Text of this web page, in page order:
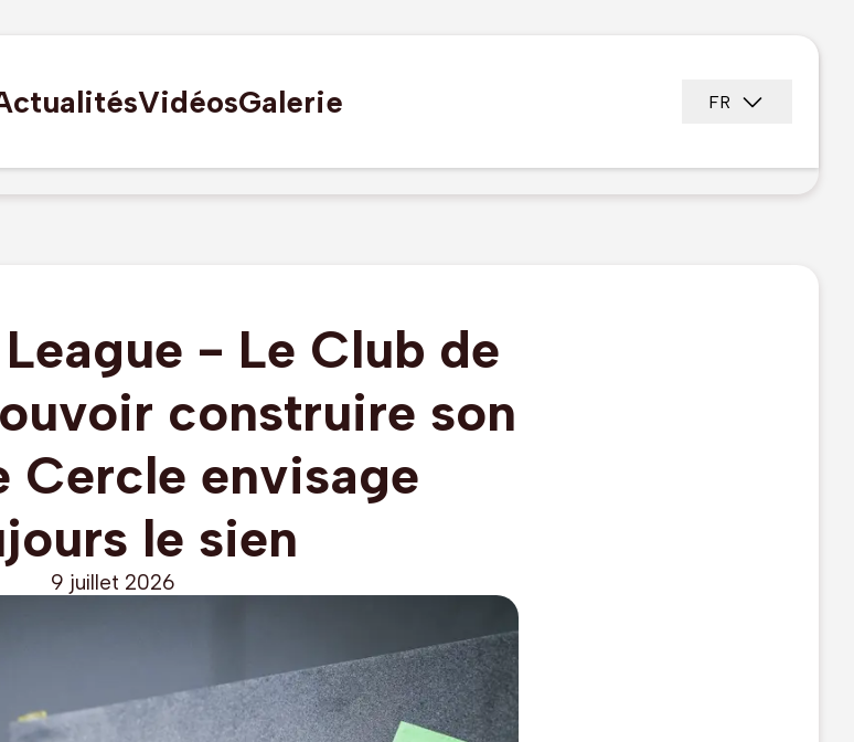
VidéosGalerie FR
- Le Club de
construire son
Cercle envisage
le sien
9 juillet 2026